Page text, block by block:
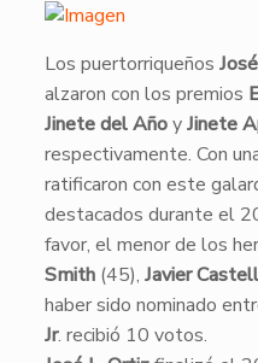
​Los puertorriqueños
alzaron con los premios
Jinete del AñoyJinete
respectivamente. Con
ratificaron con este
destacados durante el
favor, el menor de los
Smith(45), Javier
haber sido nominado
Jr. recibió 10 votos.